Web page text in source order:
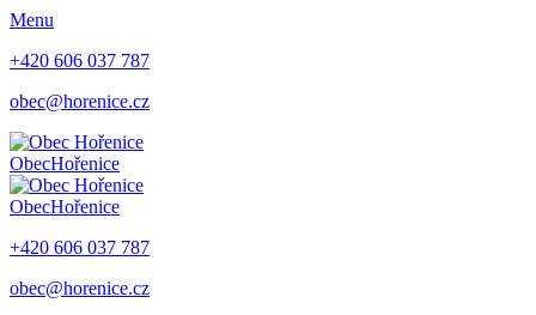
Menu
+420 606 037 787
obec@horenice.cz
ObecHořenice
ObecHořenice
+420 606 037 787
obec@horenice.cz